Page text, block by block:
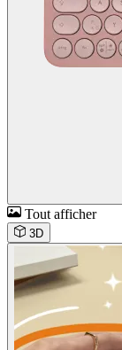
Tout afficher
3D